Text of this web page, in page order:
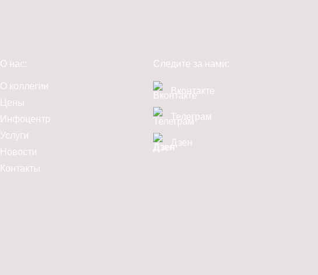
О нас:
О коллегии
Цены
Инфоцентр
Услуги
Новости
Контакты
Следите за нами:
Вконтакте
Телеграм
Дзен